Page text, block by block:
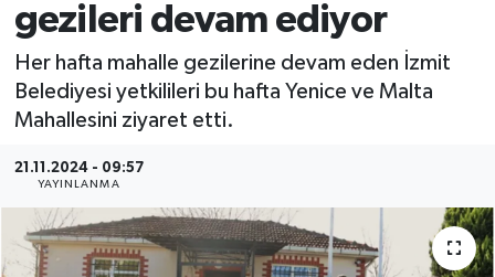
gezileri devam ediyor
Her hafta mahalle gezilerine devam eden İzmit
Belediyesi yetkilileri bu hafta Yenice ve Malta
Mahallesini ziyaret etti.
21.11.2024 - 09:57
YAYINLANMA
Ekonomi
Genel
Gündem
Magazin
Süper Lig Puan Durumu ve Fikstür
Tüm Manşetler
Son Dakika Haberleri
Haber Arşivi